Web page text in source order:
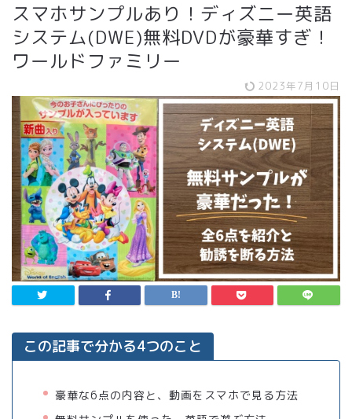
スマホサンプルあり！ディズニー英語
システム(DWE)無料DVDが豪華すぎ！
ワールドファミリー
2023年7月10日
この記事で分かる4つのこと
豪華な6点の内容と、動画をスマホで見る方法